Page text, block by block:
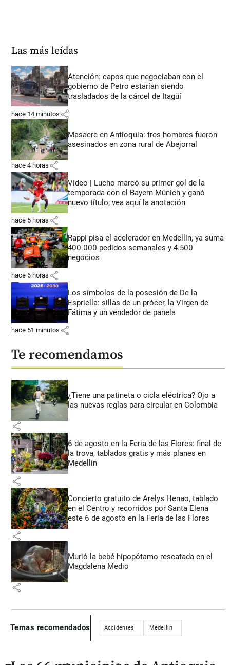
Las más leídas
Atención: capos que negociaban con el
gobierno de Petro estarían siendo
trasladados de la cárcel de Itagüí
hace 14 minutos share
Masacre en Antioquia: tres hombres fueron
asesinados en zona rural de Abejorral
hace 4 horas share
Video | Lucho marcó su primer gol de la
temporada con el Bayern Múnich y ganó
nuevo título; vea aquí la anotación
hace 5 horas share
Rappi pisa el acelerador en Medellín, ya suma
400.000 pedidos semanales y 4.500
negocios
hace 6 horas share
Los símbolos de la posesión de De la
Espriella: sillas de un prócer, la Virgen de
Fátima y un vendedor de panela
hace 51 minutos share
Te recomendamos
¿Tiene una patineta o cicla eléctrica? Ojo a
las nuevas reglas para circular en Colombia
share
6 de agosto en la Feria de las Flores: final de
la trova, tablados gratis y más planes en
Medellín
share
Concierto gratuito de Arelys Henao, tablado
en el Centro y recorridos por Santa Elena
este 6 de agosto en la Feria de las Flores
share
Murió la bebé hipopótamo rescatada en el
Magdalena Medio
share
Temas recomendados Accidentes Medellín